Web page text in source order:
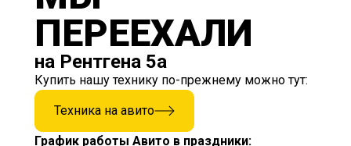
ПЕРЕЕХАЛИ
на Рентгена 5а
Купить нашу технику по-прежнему можно тут:
Техника на авито
График работы Авито в праздники: